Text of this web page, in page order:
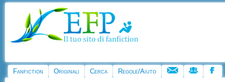
Fanfiction Originali Cerca Regole/Aiuto